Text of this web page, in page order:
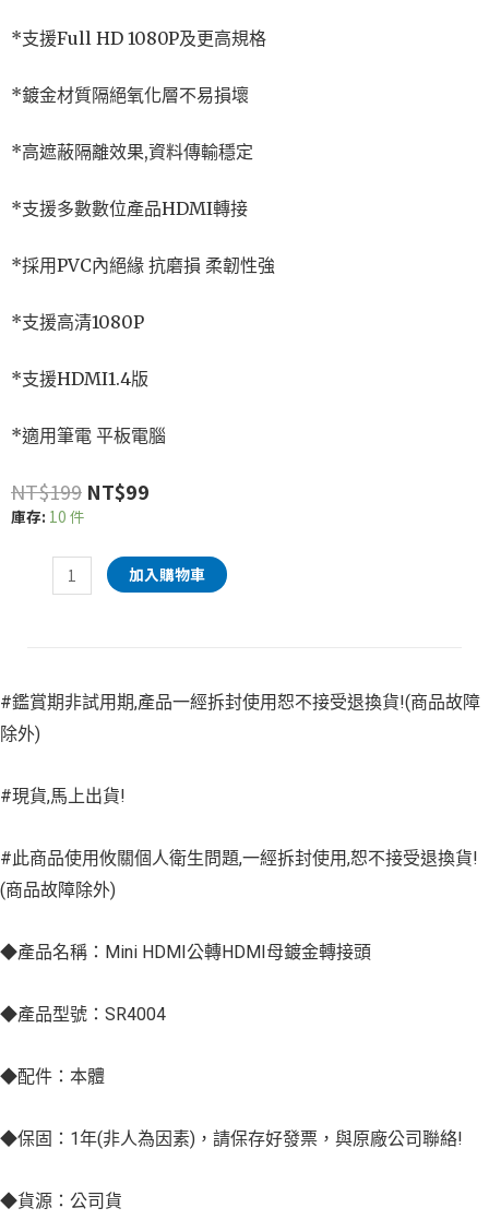
*支援Full HD 1080P及更高規格
*鍍金材質隔絕氧化層不易損壞
*高遮蔽隔離效果,資料傳輸穩定
*支援多數數位產品HDMI轉接
*採用PVC內絕緣 抗磨損 柔韌性強
*支援高清1080P
*支援HDMI1.4版
*適用筆電 平板電腦
NT$199 NT$99
庫存: 10 件
加入購物車
#鑑賞期非試用期,產品一經拆封使用恕不接受退換貨!(商品故障
除外)
#現貨,馬上出貨!
#此商品使用攸關個人衛生問題,一經拆封使用,恕不接受退換貨!
(商品故障除外)
◆產品名稱：Mini HDMI公轉HDMI母鍍金轉接頭
◆產品型號：SR4004
◆配件：本體
◆保固：1年(非人為因素)，請保存好發票，與原廠公司聯絡!
◆貨源：公司貨